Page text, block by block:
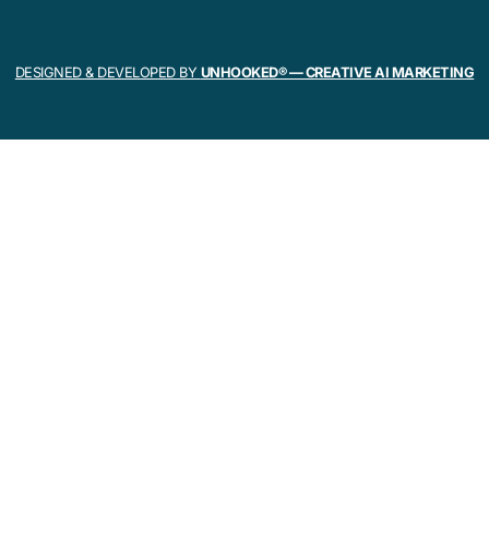
DESIGNED & DEVELOPED BY UNHOOKED® — CREATIVE AI MARKETING